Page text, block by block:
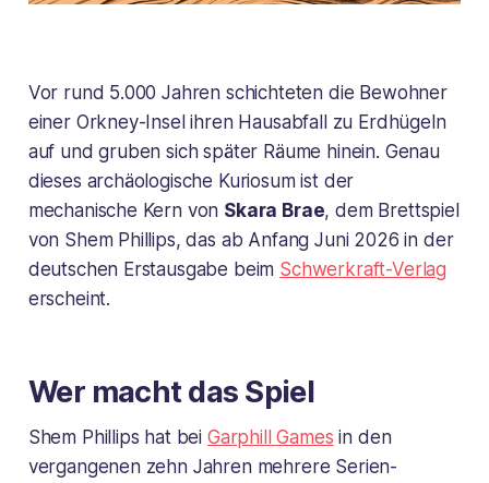
Vor rund 5.000 Jahren schichteten die Bewohner
einer Orkney-Insel ihren Hausabfall zu Erdhügeln
auf und gruben sich später Räume hinein. Genau
dieses archäologische Kuriosum ist der
mechanische Kern von Skara Brae, dem Brettspiel
von Shem Phillips, das ab Anfang Juni 2026 in der
deutschen Erstausgabe beim Schwerkraft-Verlag
erscheint.
Wer macht das Spiel
Shem Phillips hat bei Garphill Games in den
vergangenen zehn Jahren mehrere Serien-